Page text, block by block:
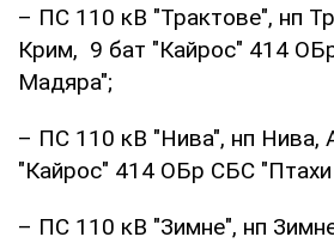
– ПС 110 кВ "Трактове", нп
Крим, 9 бат "Кайрос" 414
Мадяра";
– ПС 110 кВ "Нива", нп Нива,
"Кайрос" 414 ОБр СБС
– ПС 110 кВ "Зимне", нп